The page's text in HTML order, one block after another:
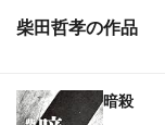
柴田哲孝の作品
暗殺